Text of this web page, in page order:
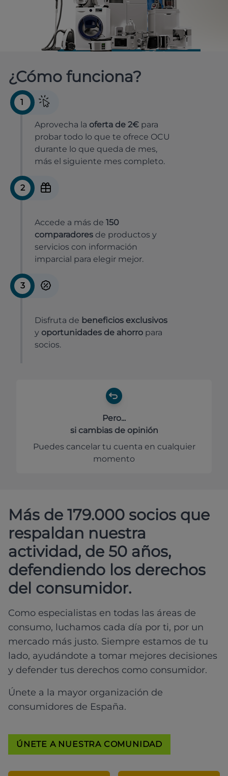
¿Cómo funciona?
1
Aprovecha la oferta de 2€ para
probar todo lo que te ofrece OCU
durante lo que queda de mes,
más el siguiente mes completo.
2
Accede a más de 150
comparadores de productos y
servicios con información
imparcial para elegir mejor.
3
Disfruta de beneficios exclusivos
y oportunidades de ahorro para
socios.
Pero...
si cambias de opinión
Puedes cancelar tu cuenta en cualquier
momento
Más de 179.000 socios que
respaldan nuestra
actividad, de 50 años,
defendiendo los derechos
del consumidor.
Como especialistas en todas las áreas de
consumo, luchamos cada día por ti, por un
mercado más justo. Siempre estamos de tu
lado, ayudándote a tomar mejores decisiones
y defender tus derechos como consumidor.
Únete a la mayor organización de
consumidores de España.
ÚNETE A NUESTRA COMUNIDAD